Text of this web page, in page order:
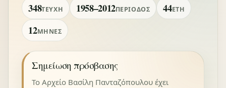
348ΤΕΎΧΗ 1958–2012ΠΕΡΊΟΔΟΣ 44ΈΤΗ
12ΜΉΝΕΣ
Σημείωση πρόσβασης
Το Αρχείο Βασίλη Πανταζόπουλου έχει